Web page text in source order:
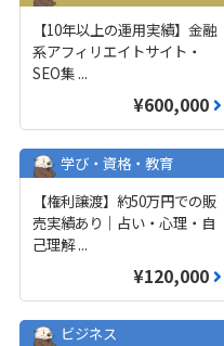
【10年以上の運用実績】金融
系アフィリエイトサイト・
SEO集 ...
¥600,000
学び・資格・教育
【権利譲渡】約50万円での販
売実績あり｜占い・心理・自
己理解...
¥120,000
ビジネス